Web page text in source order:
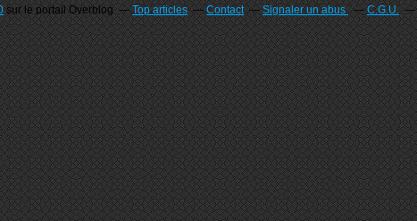
sur le portail Overblog Top articles Contact Signaler un abus C.G.U.